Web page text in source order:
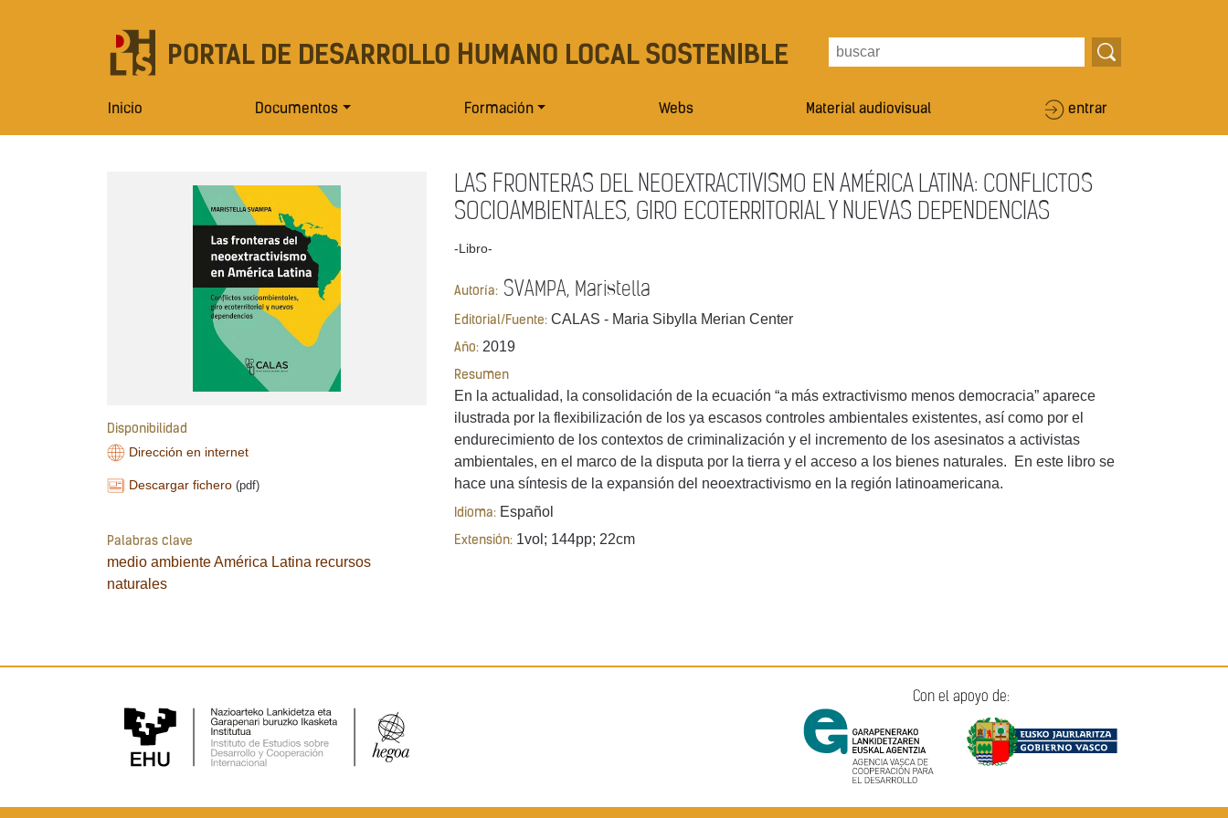
PORTAL DE DESARROLLO HUMANO LOCAL SOSTENIBLE
Inicio Documentos Formación Webs Material audiovisual entrar
Disponibilidad
Dirección en internet
Descargar fichero (pdf)
Palabras clave
medio ambienteAmérica Latina recursos
naturales
LAS FRONTERAS DEL NEOEXTRACTIVISMO EN AMÉRICA LATINA: CONFLICTOS
SOCIOAMBIENTALES, GIRO ECOTERRITORIAL Y NUEVAS DEPENDENCIAS
-Libro-
Autoría: SVAMPA, Maristella
Editorial/Fuente: CALAS - Maria Sibylla Merian Center
Año: 2019
Resumen
En la actualidad, la consolidación de la ecuación “a más extractivismo menos democracia” aparece
ilustrada por la flexibilización de los ya escasos controles ambientales existentes, así como por el
endurecimiento de los contextos de criminalización y el incremento de los asesinatos a activistas
ambientales, en el marco de la disputa por la tierra y el acceso a los bienes naturales. En este libro se
hace una síntesis de la expansión del neoextractivismo en la región latinoamericana.
Idioma: Español
Extensión: 1vol; 144pp; 22cm
Con el apoyo de: